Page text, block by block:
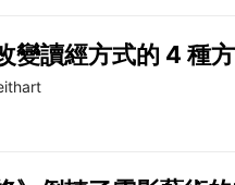
變讀經方式的 4 種